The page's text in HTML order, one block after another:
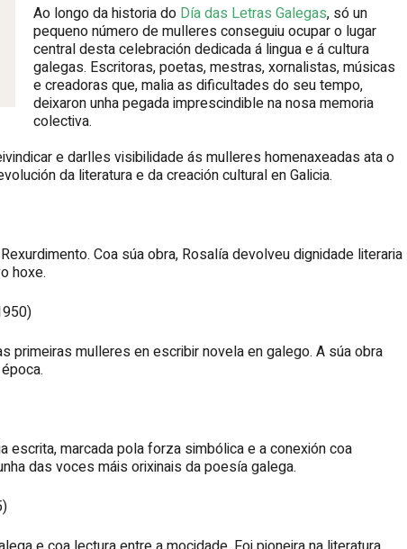
Ao longo da historia do Día das Letras Galegas, só un
pequeno número de mulleres conseguiu ocupar o lugar
central desta celebración dedicada á lingua e á cultura
galegas. Escritoras, poetas, mestras, xornalistas, músicas
e creadoras que, malia as dificultades do seu tempo,
deixaron unha pegada imprescindible na nosa memoria
colectiva.
e darlles visibilidade ás mulleres homenaxeadas ata o
da literatura e da creación cultural en Galicia.
Coa súa obra, Rosalía devolveu dignidade literaria
hoxe.
primeiras mulleres en escribir novela en galego. A súa obra
escrita, marcada pola forza simbólica e a conexión coa
das voces máis orixinais da poesía galega.